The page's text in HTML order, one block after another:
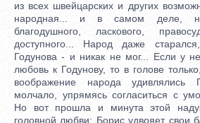
из всех швейцарских и других
народная... и в самом деле,
благодушного, ласкового,
доступного... Народ даже
Годунова - и никак не мог... Если у
любовь к Годунову, то в голове
воображение народа удивлялись
молчало, упрямясь согласиться с
Но вот прошла и минута этой
головной любви; Борис удвояет свои